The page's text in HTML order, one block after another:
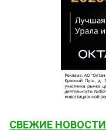
СВЕЖИЕ НОВОСТИ